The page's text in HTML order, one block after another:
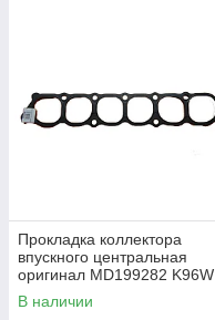
Прокладка коллектора
впускного центральная
оригинал MD199282 K96W
V73W V75W Паджеро
монтеро спорт ОРИГИНАЛ
В наличии